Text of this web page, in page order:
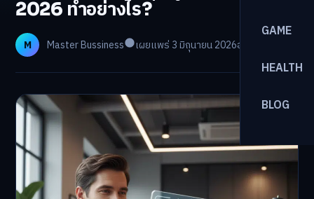
GAME
HEALTH
BLOG
2026 ทำอย่างไร?
M Master Bussiness เผยแพร่ 3 มิถุนายน 2026อ่าน 29 นาที